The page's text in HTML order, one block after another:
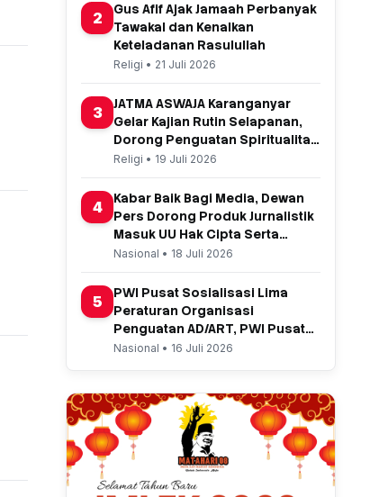
2
Gus Afif Ajak Jamaah Perbanyak
Tawakal dan Kenalkan
Keteladanan Rasulullah
Religi • 21 Juli 2026
3
JATMA ASWAJA Karanganyar
Gelar Kajian Rutin Selapanan,
Dorong Penguatan Spiritualitas
dan Ekonomi Umat
Religi • 19 Juli 2026
4
Kabar Baik Bagi Media, Dewan
Pers Dorong Produk Jurnalistik
Masuk UU Hak Cipta Serta
Usulkan Hasil Royalti Setiap
Nasional • 18 Juli 2026
5
PWI Pusat Sosialisasi Lima
Peraturan Organisasi
Penguatan AD/ART, PWI Pusat
Sosialisasi Lima PO
Nasional • 16 Juli 2026